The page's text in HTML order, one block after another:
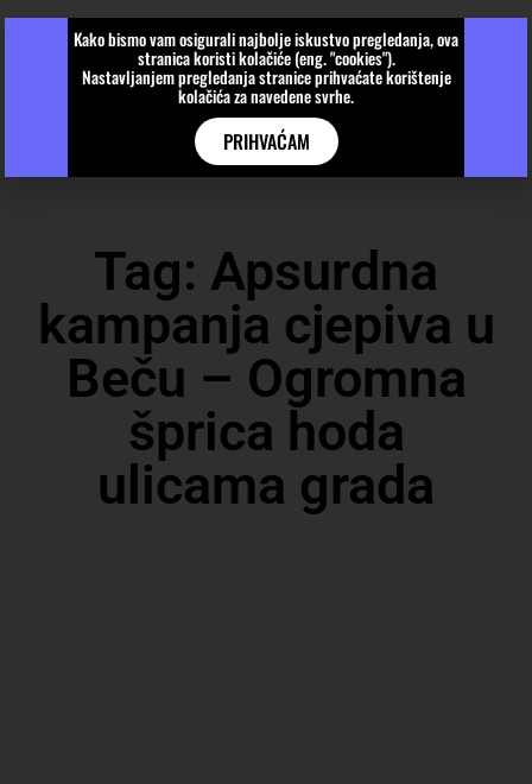
Tag: Apsurdna
kampanja cjepiva u
Beču – Ogromna
šprica hoda
ulicama grada
Kako bismo vam osigurali najbolje iskustvo pregledanja, ova
stranica koristi kolačiće (eng. "cookies").
Nastavljanjem pregledanja stranice prihvaćate korištenje
kolačića za navedene svrhe.
PRIHVAĆAM